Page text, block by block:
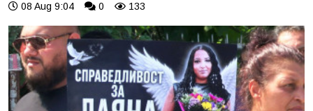
08 Aug 9:04 0 133